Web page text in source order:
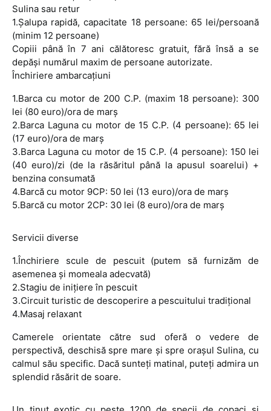
Sulina sau retur
1.Şalupa rapidă, capacitate 18 persoane: 65 lei/persoană
(minim 12 persoane)
Copiii până în 7 ani călătoresc gratuit, fără însă a se
depăşi numărul maxim de persoane autorizate.
Închiriere ambarcaţiuni
1.Barca cu motor de 200 C.P. (maxim 18 persoane): 300
lei (80 euro)/ora de marş
2.Barca Laguna cu motor de 15 C.P. (4 persoane): 65 lei
(17 euro)/ora de marş
3.Barca Laguna cu motor de 15 C.P. (4 persoane): 150 lei
(40 euro)/zi (de la răsăritul până la apusul soarelui) +
benzina consumată
4.Barcă cu motor 9CP: 50 lei (13 euro)/ora de marş
5.Barcă cu motor 2CP: 30 lei (8 euro)/ora de marş
Servicii diverse
1.Închiriere scule de pescuit (putem să furnizăm de
asemenea şi momeala adecvată)
2.Stagiu de iniţiere în pescuit
3.Circuit turistic de descoperire a pescuitului tradiţional
4.Masaj relaxant
Camerele orientate către sud oferă o vedere de
perspectivă, deschisă spre mare şi spre oraşul Sulina, cu
calmul său specific. Dacă sunteţi matinal, puteţi admira un
splendid răsărit de soare.